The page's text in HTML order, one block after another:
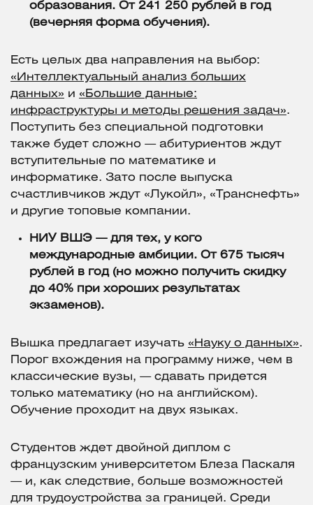
образования. От 241 250 рублей в год
(вечерняя форма обучения).
Есть целых два направления на выбор:
«Интеллектуальный анализ больших
данных» и «Большие данные:
инфраструктуры и методы решения задач».
Поступить без специальной подготовки
также будет сложно — абитуриентов ждут
вступительные по математике и
информатике. Зато после выпуска
счастливчиков ждут «Лукойл», «Транснефть»
и другие топовые компании.
НИУ ВШЭ — для тех, у кого
международные амбиции. От 675 тысяч
рублей в год (но можно получить скидку
до 40% при хороших результатах
экзаменов).
Вышка предлагает изучать «Науку о данных».
Порог вхождения на программу ниже, чем в
классические вузы, — сдавать придется
только математику (но на английском).
Обучение проходит на двух языках.
Студентов ждет двойной диплом с
французским университетом Блеза Паскаля
— и, как следствие, больше возможностей
для трудоустройства за границей. Среди